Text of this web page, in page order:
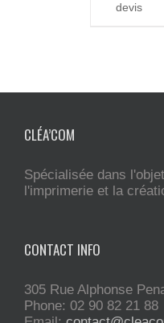
devis
CLÉA’COM
Spécialisée dans
l'imprimerie et la
CONTACT INFO
305 Rue Alphonse
Phone: 02 90 82 21 88